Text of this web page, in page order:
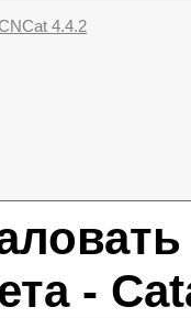
4.4.2
-